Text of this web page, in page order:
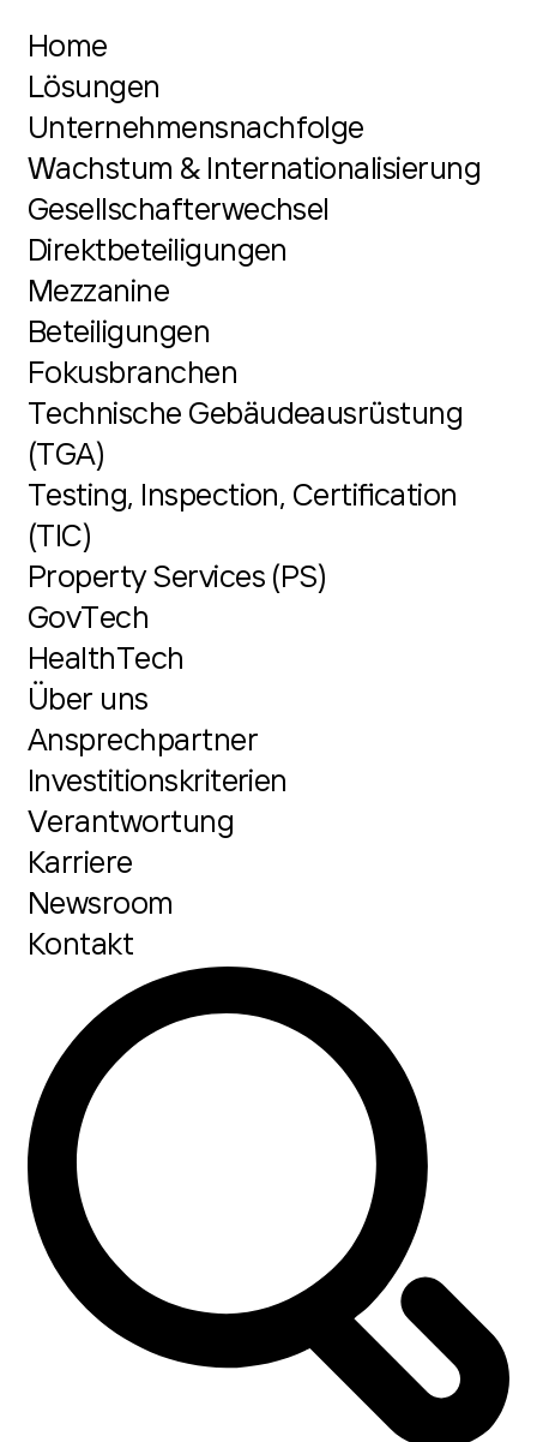
Home
Lösungen
Unternehmensnachfolge
Wachstum & Internationalisierung
Gesellschafterwechsel
Direktbeteiligungen
Mezzanine
Beteiligungen
Fokusbranchen
Technische Gebäudeausrüstung
(TGA)
Testing, Inspection, Certification
(TIC)
Property Services (PS)
GovTech
HealthTech
Über uns
Ansprechpartner
Investitionskriterien
Verantwortung
Karriere
Newsroom
Kontakt